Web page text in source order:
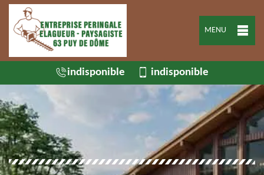
MENU
indisponible indisponible